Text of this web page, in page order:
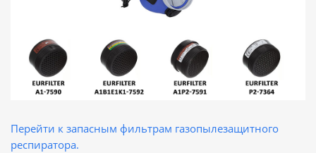
Перейти к запасным фильтрам газопылезащитного
респиратора.